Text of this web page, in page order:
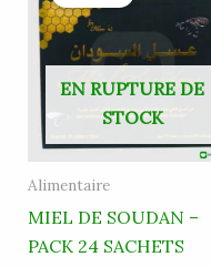
EN RUPTURE DE
STOCK
Alimentaire
MIEL DE SOUDAN –
PACK 24 SACHETS
était :
49.90 €. 39.99 €.